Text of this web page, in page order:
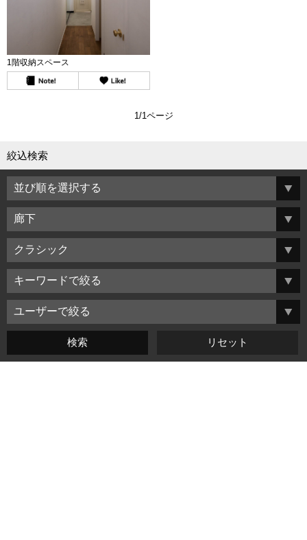
1階収納スペース
1/1ページ
絞込検索